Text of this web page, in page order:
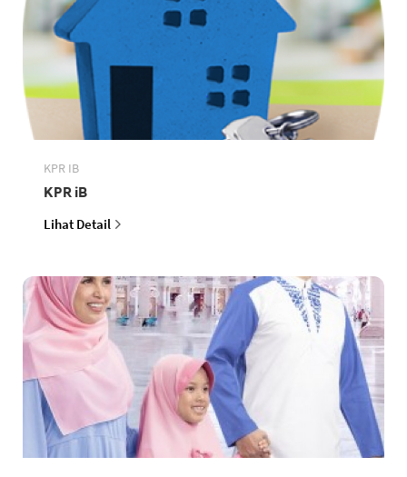
KPR IB
KPR iB
Lihat Detail